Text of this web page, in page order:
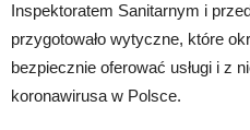
Inspektoratem Sanitarnym i
przygotowało wytyczne, które
bezpiecznie oferować usługi i z
koronawirusa w Polsce.